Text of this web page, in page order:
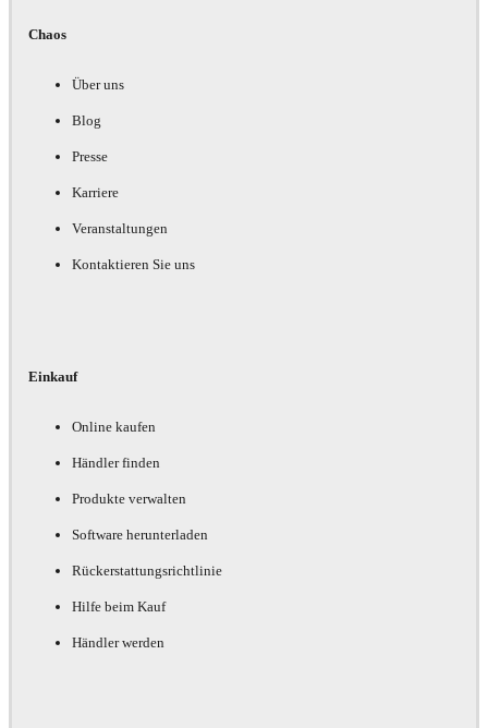
Chaos
Über uns
Blog
Presse
Karriere
Veranstaltungen
Kontaktieren Sie uns
Einkauf
Online kaufen
Händler finden
Produkte verwalten
Software herunterladen
Rückerstattungsrichtlinie
Hilfe beim Kauf
Händler werden